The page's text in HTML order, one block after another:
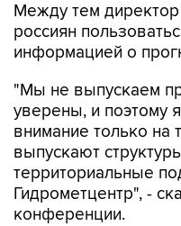
Между тем
россиян
информацией о
"Мы не выпускаем
уверены, и поэтому
внимание только на
выпускают
территориальные
Гидрометцентр", -
конференции.